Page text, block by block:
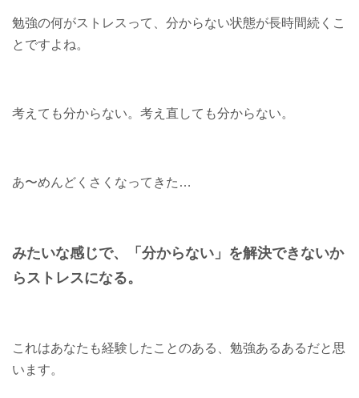
勉強の何がストレスって、分からない状態が長時間続くこ
とですよね。
考えても分からない。考え直しても分からない。
あ〜めんどくさくなってきた…
みたいな感じで、 「分からない」を解決できないか
らストレスになる。
これはあなたも経験したことのある、勉強あるあるだと思
います。